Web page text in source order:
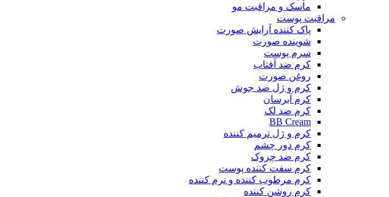
ماسک و مراقبت مو
مراقبت پوست
پاک کننده آرایش صورت
شوینده صورت
سرم پوست
کرم ضد آفتاب
روغن صورت
کرم و ژل ضد جوش
کرم آبرسان
کرم ضد لک
BB Cream
کرم و ژل ترمیم کننده
کرم دور چشم
کرم ضد چروک
کرم سفت کننده پوست
کرم مرطوب کننده و نرم کننده
کرم روشن کننده